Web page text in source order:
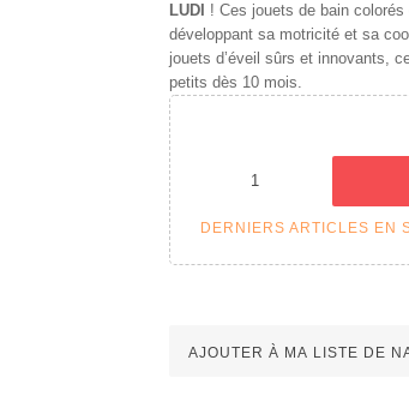
LUDI ! Ces jouets de bain
développant sa motricité et sa
jouets d’éveil sûrs et innovants,
petits dès 10 mois.
DERNIERS ARTICLES EN
AJOUTER À MA LISTE DE